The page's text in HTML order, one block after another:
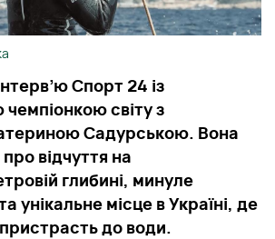
Спорт 24 із
світу з
Садурською. Вона
відчуття на
глибині, минуле
унікальне місце в Україні, де
до води.